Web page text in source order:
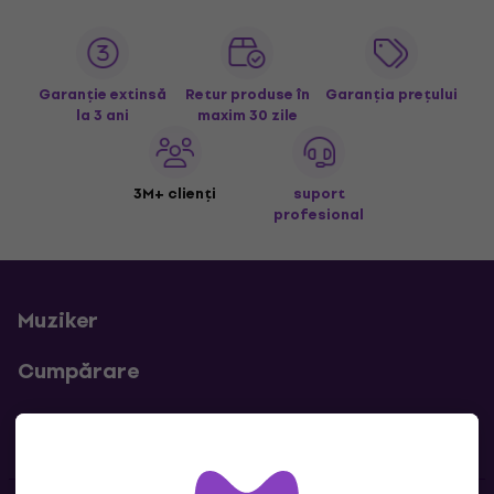
Alege calitatea superioară și stilul inconfundabil oferite de
pickguardurile noastre dedicate chitarelor bas!
Garanție extinsă
la 3 ani
Retur produse în
maxim 30 zile
Garanția prețului
3M+ clienți
suport
profesional
Muziker
Cumpărare
Linkuri utile